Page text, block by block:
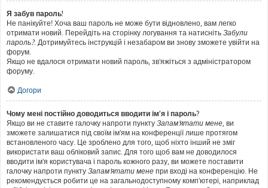
Я забув пароль!
Не панікуйте! Хоча ваш пароль не може бути відновлено, вам легко
отримати новий. Перейдіть на сторінку логування та натисніть Забули
пароль?. Дотримуйтесь інструкцій і незабаром ви знову зможете увійти на
форум.
Якщо не вдалося отримати новий пароль, зв'яжіться з адміністратором
форуму.
Догори
Чому мені постійно доводиться вводити ім’я і пароль?
Якщо ви не ставите галочку напроти пункту Запам'ятати мене, ви
зможете залишатися під своїм ім'ям на конференції лише протягом
встановленого часу. Це зроблено для того, щоб ніхто інший не зміг
використати ваш обліковий запис. Для того щоб вам не доводилося
вводити ім'я користувача і пароль кожного разу, ви можете поставити
галочку напроти пункту Запам'ятати мене при вході на конференцію. Не
рекомендується робити це на загальнодоступному комп'ютері, наприклад